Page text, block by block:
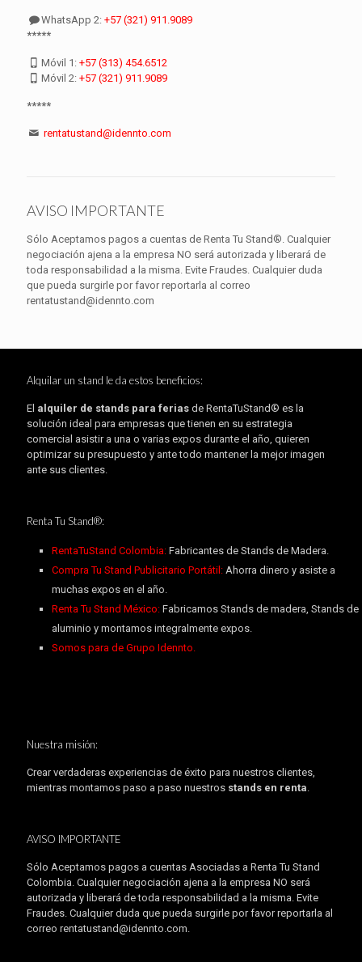
WhatsApp 2:+57 (321) 911.9089
*****
Móvil 1:+57 (313) 454.6512
Móvil 2:+57 (321) 911.9089
*****
rentatustand@idennto.com
AVISO IMPORTANTE
Sólo Aceptamos pagos a cuentas de Renta Tu Stand®. Cualquier
negociación ajena a la empresa NO será autorizada y liberará de
toda responsabilidad a la misma. Evite Fraudes. Cualquier duda
que pueda surgirle por favor reportarla al correo
rentatustand@idennto.com
Alquilar un stand le da estos beneficios:
El alquiler de stands para ferias de RentaTuStand® es la
solución ideal para empresas que tienen en su estrategia
comercial asistir a una o varias expos durante el año, quieren
optimizar su presupuesto y ante todo mantener la mejor imagen
ante sus clientes.
Renta Tu Stand®:
RentaTuStand Colombia: Fabricantes de Stands de Madera.
Compra Tu Stand Publicitario Portátil:Ahorra dinero y asiste a
muchas expos en el año.
Renta Tu Stand México:Fabricamos Stands de madera, Stands de
aluminio y montamos integralmente expos.
Somos para de Grupo Idennto.
Nuestra misión:
Crear verdaderas experiencias de éxito para nuestros clientes,
mientras montamos paso a paso nuestros stands en renta.
AVISO IMPORTANTE
Sólo Aceptamos pagos a cuentas Asociadas a Renta Tu Stand
Colombia. Cualquier negociación ajena a la empresa NO será
autorizada y liberará de toda responsabilidad a la misma. Evite
Fraudes. Cualquier duda que pueda surgirle por favor reportarla al
correo rentatustand@idennto.com.